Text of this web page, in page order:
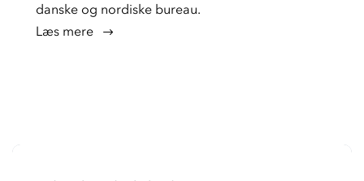
danske og nordiske bureau.
læs mere